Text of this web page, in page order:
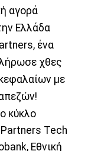
αγορά
Ελλάδα
ένα
χθες
με
κύκλο
Tech
Εθνική